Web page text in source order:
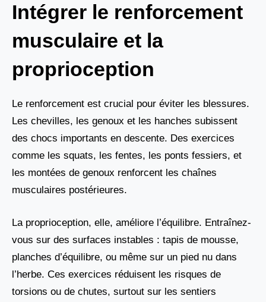
Intégrer le renforcement
musculaire et la
proprioception
Le renforcement est crucial pour éviter les blessures.
Les chevilles, les genoux et les hanches subissent
des chocs importants en descente. Des exercices
comme les squats, les fentes, les ponts fessiers, et
les montées de genoux renforcent les chaînes
musculaires postérieures.
La proprioception, elle, améliore l’équilibre. Entraînez-
vous sur des surfaces instables : tapis de mousse,
planches d’équilibre, ou même sur un pied nu dans
l’herbe. Ces exercices réduisent les risques de
torsions ou de chutes, surtout sur les sentiers